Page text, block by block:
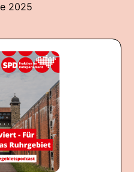
2025